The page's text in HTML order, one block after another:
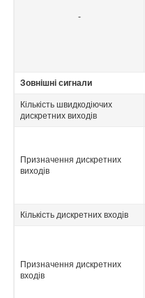
-
Зовнішні сигнали
Кількість швидкодіючих
дискретних виходів
Призначення дискретних
виходів
Кількість дискретних входів
Призначення дискретних
входів